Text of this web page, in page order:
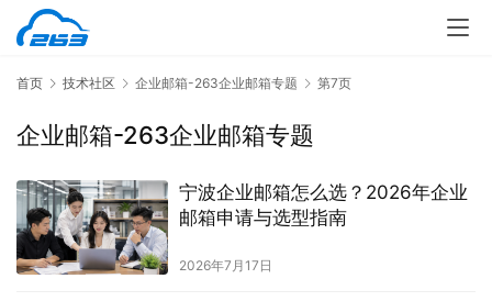
首页 技术社区 企业邮箱-263企业邮箱专题 第7页
企业邮箱-263企业邮箱专题
宁波企业邮箱怎么选？2026年企业
邮箱申请与选型指南
2026年7月17日